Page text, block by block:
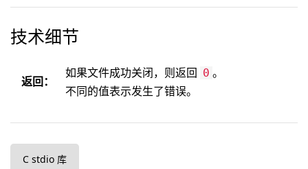
技术细节
返回：
如果文件成功关闭，则返回 0 。
不同的值表示发生了错误。
C stdio 库